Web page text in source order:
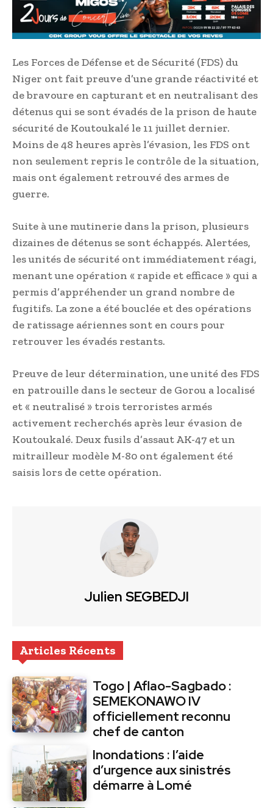
Les Forces de Défense et de Sécurité (FDS) du
Niger ont fait preuve d’une grande réactivité et
de bravoure en capturant et en neutralisant des
détenus qui se sont évadés de la prison de haute
sécurité de Koutoukalé le 11 juillet dernier.
Moins de 48 heures après l’évasion, les FDS ont
non seulement repris le contrôle de la situation,
mais ont également retrouvé des armes de
guerre.
Suite à une mutinerie dans la prison, plusieurs
dizaines de détenus se sont échappés. Alertées,
les unités de sécurité ont immédiatement réagi,
menant une opération « rapide et efficace » qui a
permis d’appréhender un grand nombre de
fugitifs. La zone a été bouclée et des opérations
de ratissage aériennes sont en cours pour
retrouver les évadés restants.
Preuve de leur détermination, une unité des FDS
en patrouille dans le secteur de Gorou a localisé
et « neutralisé » trois terroristes armés
activement recherchés après leur évasion de
Koutoukalé. Deux fusils d’assaut AK-47 et un
mitrailleur modèle M-80 ont également été
saisis lors de cette opération.
Julien SEGBEDJI
Articles Récents
Togo | Aflao-Sagbado :
SEMEKONAWO IV
officiellement reconnu
chef de canton
Inondations : l’aide
d’urgence aux sinistrés
démarre à Lomé